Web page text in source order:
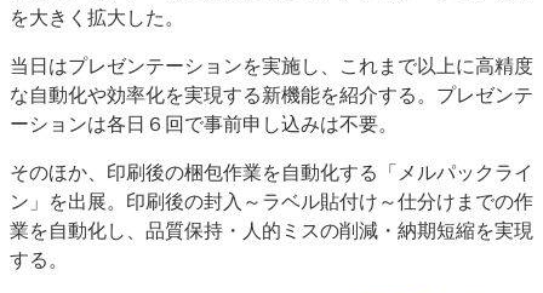
を大きく拡大した。
当日はプレゼンテーションを実施し、これまで以上に高精度
な自動化や効率化を実現する新機能を紹介する。プレゼンテ
ーションは各日６回で事前申し込みは不要。
そのほか、印刷後の梱包作業を自動化する「メルパックライ
ン」を出展。印刷後の封入～ラベル貼付け～仕分けまでの作
業を自動化し、品質保持・人的ミスの削減・納期短縮を実現
する。